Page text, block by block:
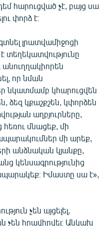
հարուցված չէ, բայց սա
փորձ է։
լրատվամիջոցի
տեղեկատվությունը
որ նման
նկատմամբ կհարուցվեն
ձեզ կքաշքշեն, կփորձեն
աղբյուրները,
մնացեք, մի
մի արեք,
անձնական կյանքը,
կենսագրությունից
Իմաստը սա է»,
չեն այցելել,
չեն հրավիրվել։ Անկախ